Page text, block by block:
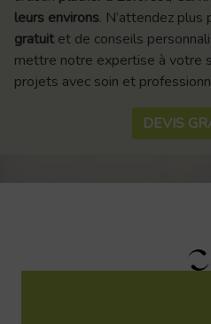
leurs environs. N’attendez plus
gratuit et de conseils
mettre notre expertise à votre
projets avec soin et
DEVIS